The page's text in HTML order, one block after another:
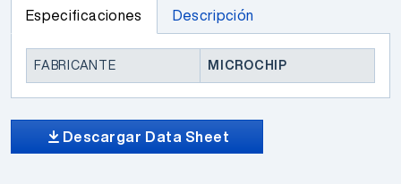
Especificaciones Descripción
FABRICANTE MICROCHIP
Descargar Data Sheet